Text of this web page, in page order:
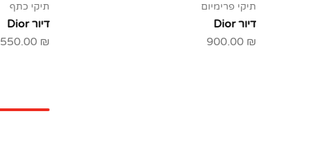
תיקי פרימיום
דיור Dior
900.00 ₪
תיקי כתף
דיור Dior
550.00 ₪